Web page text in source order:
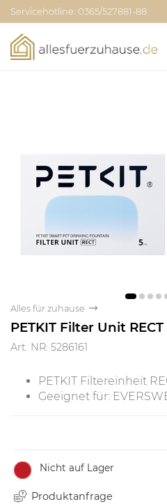
Servicehotline: 0365/527881-88
Alles für zuhause
PETKIT Filter Unit
Art. NR: 5286161
PETKIT Filtereinheit
Geeignet für:
Nicht auf Lager
Produktanfrage